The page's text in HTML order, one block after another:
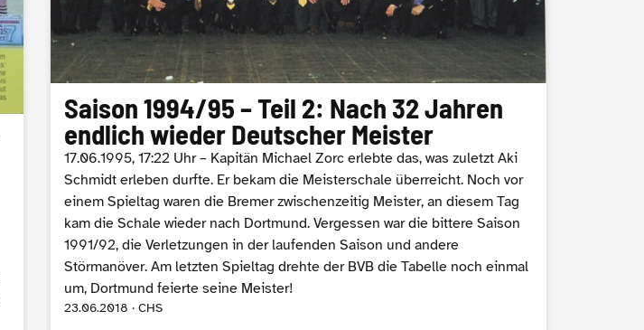
Saison 1994/95 – Teil 2: Nach 32 Jahren
endlich wieder Deutscher Meister
17.06.1995, 17:22 Uhr – Kapitän Michael Zorc erlebte das, was zuletzt Aki
Schmidt erleben durfte. Er bekam die Meisterschale überreicht. Noch vor
einem Spieltag waren die Bremer zwischenzeitig Meister, an diesem Tag
kam die Schale wieder nach Dortmund. Vergessen war die bittere Saison
1991/92, die Verletzungen in der laufenden Saison und andere
Störmanöver. Am letzten Spieltag drehte der BVB die Tabelle noch einmal
um, Dortmund feierte seine Meister!
23.06.2018 · CHS